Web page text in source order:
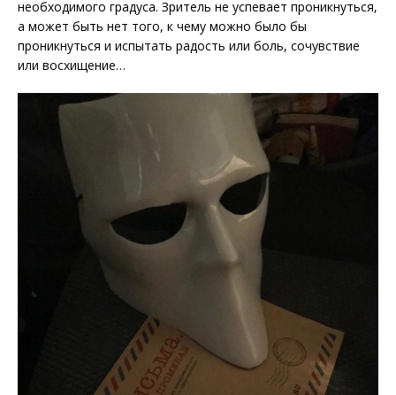
необходимого градуса. Зритель не успевает проникнуться,
а может быть нет того, к чему можно было бы
проникнуться и испытать радость или боль, сочувствие
или восхищение…